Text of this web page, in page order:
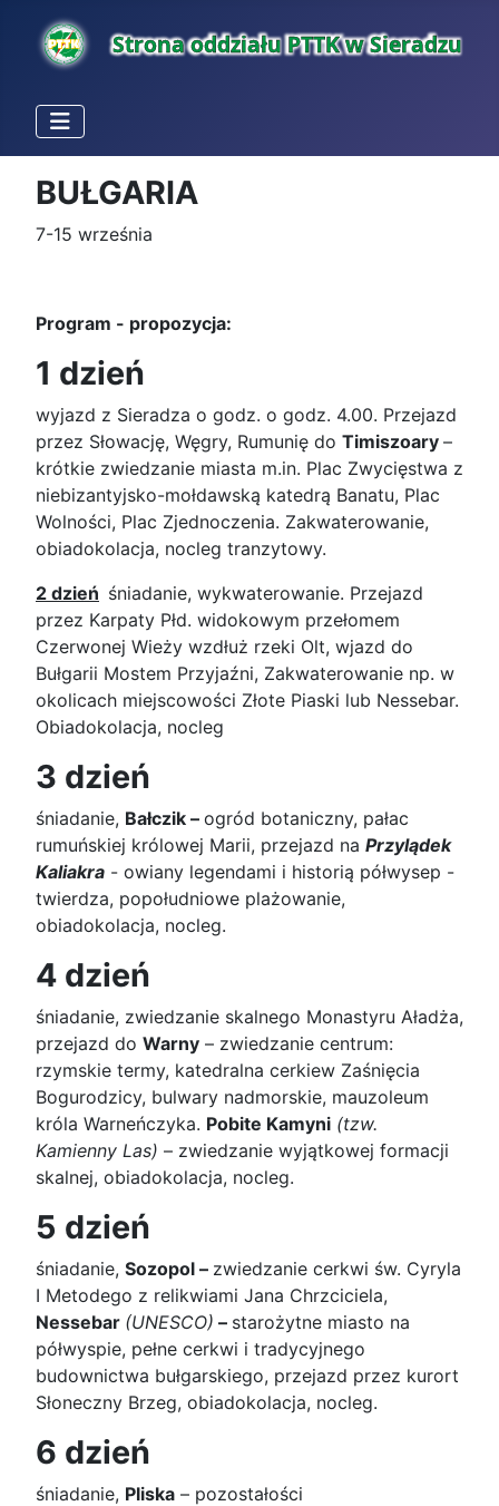
BUŁGARIA
7-15 września
Program - propozycja:
1 dzień
wyjazd z Sieradza o godz. o godz. 4.00. Przejazd
przez Słowację, Węgry, Rumunię do Timiszoary –
krótkie zwiedzanie miasta m.in. Plac Zwycięstwa z
niebizantyjsko-mołdawską katedrą Banatu, Plac
Wolności, Plac Zjednoczenia. Zakwaterowanie,
obiadokolacja, nocleg tranzytowy.
2 dzień śniadanie, wykwaterowanie. Przejazd
przez Karpaty Płd. widokowym przełomem
Czerwonej Wieży wzdłuż rzeki Olt, wjazd do
Bułgarii Mostem Przyjaźni, Zakwaterowanie np. w
okolicach miejscowości Złote Piaski lub Nessebar.
Obiadokolacja, nocleg
3 dzień
śniadanie, Bałczik – ogród botaniczny, pałac
rumuńskiej królowej Marii, przejazd na Przylądek
Kaliakra - owiany legendami i historią półwysep -
twierdza, popołudniowe plażowanie,
obiadokolacja, nocleg.
4 dzień
śniadanie, zwiedzanie skalnego Monastyru Aładża,
przejazd do Warny – zwiedzanie centrum:
rzymskie termy, katedralna cerkiew Zaśnięcia
Bogurodzicy, bulwary nadmorskie, mauzoleum
króla Warneńczyka. Pobite Kamyni (tzw.
Kamienny Las) – zwiedzanie wyjątkowej formacji
skalnej, obiadokolacja, nocleg.
5 dzień
śniadanie, Sozopol – zwiedzanie cerkwi św. Cyryla
I Metodego z relikwiami Jana Chrzciciela,
Nessebar (UNESCO) – starożytne miasto na
półwyspie, pełne cerkwi i tradycyjnego
budownictwa bułgarskiego, przejazd przez kurort
Słoneczny Brzeg, obiadokolacja, nocleg.
6 dzień
śniadanie, Pliska – pozostałości